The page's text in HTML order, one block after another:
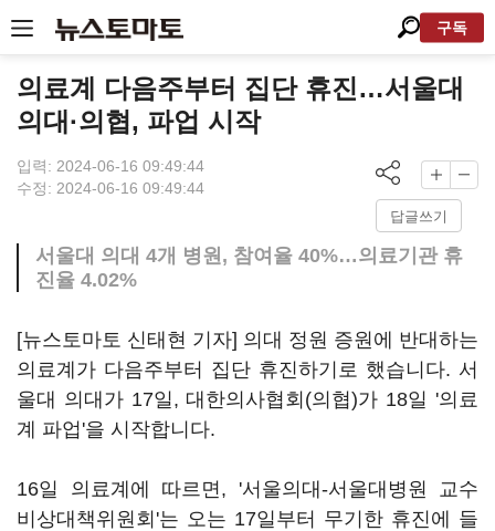
구독
의료계 다음주부터 집단 휴진…서울대
의대·의협, 파업 시작
입력: 2024-06-16 09:49:44
수정: 2024-06-16 09:49:44
답글쓰기
서울대 의대 4개 병원, 참여율 40%…의료기관 휴
진율 4.02%
[뉴스토마토 신태현 기자] 의대 정원 증원에 반대하는
의료계가 다음주부터 집단 휴진하기로 했습니다. 서
울대 의대가 17일, 대한의사협회(의협)가 18일 '의료
계 파업'을 시작합니다.
16일 의료계에 따르면, '서울의대-서울대병원 교수
비상대책위원회'는 오는 17일부터 무기한 휴진에 들